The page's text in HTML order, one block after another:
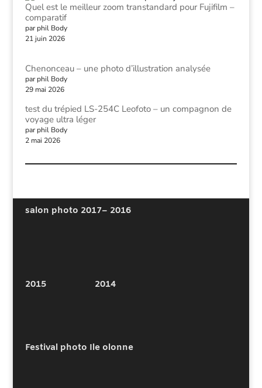
Quel est le meilleur zoom transtandard pour Fujifilm –
comparatif
par phil Body
21 juin 2026
Chenonceau – une photo d’illustration analysée
par phil Body
29 mai 2026
test du trépied LS-254C Leofoto – un compagnon de
voyage ultra léger
par phil Body
2 mai 2026
salon photo 2017– 2016
2015 2014
Festival photo Ile olonne